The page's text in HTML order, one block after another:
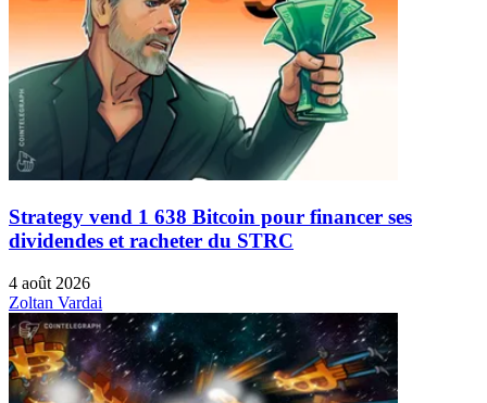
Strategy vend 1 638 Bitcoin pour financer ses
dividendes et racheter du STRC
4 août 2026
Zoltan Vardai